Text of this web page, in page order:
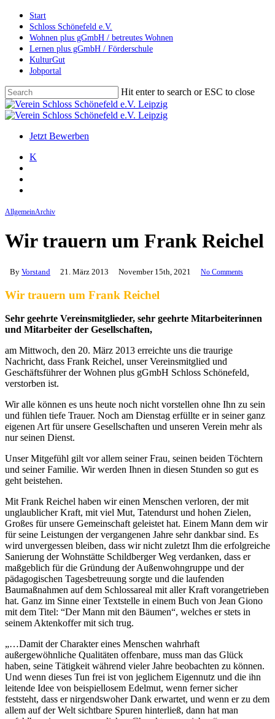
Skip
main
content
Start
Schloss Schönefeld e.V.
Wohnen plus gGmbH / betreutes Wohnen
Lernen plus gGmbH / Förderschule
KulturGut
Jobportal
Hit enter to search or ESC to close
Close
Search
search
account
Menu
Jetzt Bewerben
K
AllgemeinArchiv
Wir trauern um Frank Reichel
By Vorstand 21. März 2013 November 15th, 2021 No Comments
Wir trauern um Frank Reichel
Sehr geehrte Vereinsmitglieder, sehr geehrte Mitarbeiterinnen
und Mitarbeiter der Gesellschaften,
am Mittwoch, den 20. März 2013 erreichte uns die traurige
Nachricht, dass Frank Reichel, unser Vereinsmitglied und
Geschäftsführer der Wohnen plus gGmbH Schloss Schönefeld,
verstorben ist.
Wir alle können es uns heute noch nicht vorstellen ohne Ihn zu sein
und fühlen tiefe Trauer. Noch am Dienstag erfüllte er in seiner ganz
eigenen Art für unsere Gesellschaften und unseren Verein mehr als
nur seinen Dienst.
Unser Mitgefühl gilt vor allem seiner Frau, seinen beiden Töchtern
und seiner Familie. Wir werden Ihnen in diesen Stunden so gut es
geht beistehen.
Mit Frank Reichel haben wir einen Menschen verloren, der mit
unglaublicher Kraft, mit viel Mut, Tatendurst und hohen Zielen,
Großes für unsere Gemeinschaft geleistet hat. Einem Mann dem wir
für seine Leistungen der vergangenen Jahre sehr dankbar sind. Es
wird unvergessen bleiben, dass wir nicht zuletzt Ihm die erfolgreiche
Sanierung der Wohnstätte Schildberger Weg verdanken, dass er
maßgeblich für die Gründung der Außenwohngruppe und der
pädagogischen Tagesbetreuung sorgte und die laufenden
Baumaßnahmen auf dem Schlossareal mit aller Kraft vorangetrieben
hat. Ganz im Sinne einer Textstelle in einem Buch von Jean Giono
mit dem Titel: “Der Mann mit den Bäumen“, welches er stets in
seinem Aktenkoffer mit sich trug.
„…Damit der Charakter eines Menschen wahrhaft
außergewöhnliche Qualitäten offenbare, muss man das Glück
haben, seine Tätigkeit während vieler Jahre beobachten zu können.
Und wenn dieses Tun frei ist von jeglichem Eigennutz und die ihn
leitende Idee von beispiellosem Edelmut, wenn ferner sicher
feststeht, dass er nirgendswoher Dank erwartet, und wenn er zu dem
allem auf der Welt sichtbare Spuren hinterließ, dann hat man